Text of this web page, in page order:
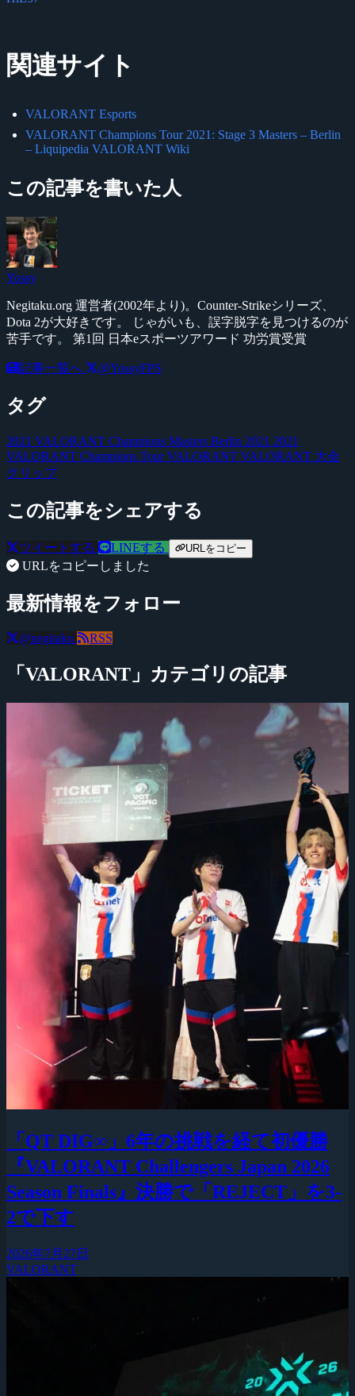
関連サイト
VALORANT Esports
VALORANT Champions Tour 2021: Stage 3 Masters – Berlin
– Liquipedia VALORANT Wiki
この記事を書いた人
Yossy
Negitaku.org 運営者(2002年より)。Counter-Strikeシリーズ、
Dota 2が大好きです。 じゃがいも、誤字脱字を見つけるのが
苦手です。 第1回 日本eスポーツアワード 功労賞受賞
記事一覧へ @YossyFPS
タグ
2021 VALORANT Champions Masters Berlin 2021 2021
VALORANT Champions TourVALORANT VALORANT 大会
クリップ
この記事をシェアする
ツイートする LINEする URLをコピー
URLをコピーしました
最新情報をフォロー
@negitaku RSS
「VALORANT」カテゴリの記事
「QT DIG∞」6年の挑戦を経て初優勝
『VALORANT Challengers Japan 2026
Season Finals』決勝で「REJECT」を3-
2で下す
2026年7月27日
VALORANT